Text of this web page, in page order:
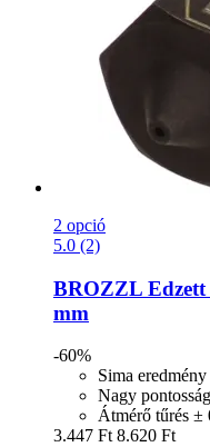
2 opció
5.0 (2)
BROZZL
mm
-60%
Sima eredmény
Nagy pontosság
Átmérő tűrés ±
3.447 Ft 8.620 Ft